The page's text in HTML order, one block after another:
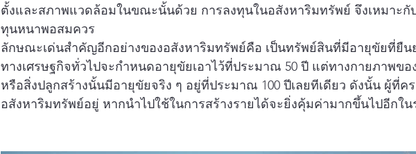
ตั้งและสภาพแวดล้อมในขณะนั้นด้วย การลงทุนในอสังหาริมทรัพย์ จึงเหมาะ
ทุนหนาพอสมควร
ลักษณะเด่นสำคัญอีกอย่างของอสังหาริมทรัพย์คือ เป็นทรัพย์สินที่มีอายุขัยที่ยืน
ทางเศรษฐกิจทั่วไปจะกำหนดอายุขัยเอาไว้ที่ประมาณ 50 ปี แต่ทางกายภาพขอ
หรือสิ่งปลูกสร้างนั้นมีอายุขัยจริง ๆ อยู่ที่ประมาณ 100 ปีเลยทีเดียว ดังนั้น ผู้ที่ค
อสังหาริมทรัพย์อยู่ หากนำไปใช้ในการสร้างรายได้จะยิ่งคุ้มค่ามากขึ้นไปอีกใน